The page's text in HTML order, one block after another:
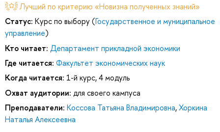
Лучший по критерию «Новизна полученных знаний»
Статус: Курс по выбору (Государственное и муниципальное
управление)
Кто читает: Департамент прикладной экономики
Где читается: Факультет экономических наук
Когда читается: 1-й курс, 4 модуль
Охват аудитории: для своего кампуса
Преподаватели: Коссова Татьяна Владимировна,Хоркина
Наталья Алексеевна